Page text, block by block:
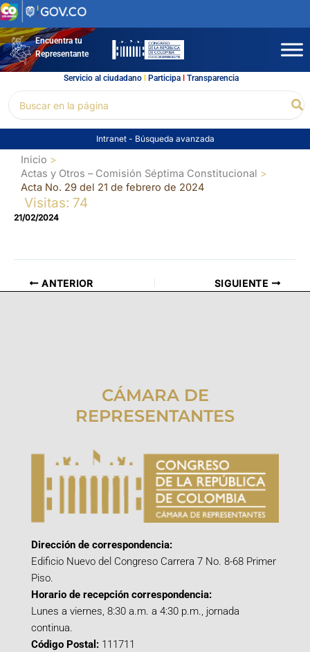
Ir
al
contenidoEncuentra tu
Representante
Servicio al ciudadano l Participal Transparencia
por:
Intranet - Búsqueda avanzada
Inicio
Actas y Otros – Comisión Séptima Constitucional
Acta No. 29 del 21 de febrero de 2024
Visitas: 74
21/02/2024
ANTERIOR SIGUIENTE
CÁMARA DE
REPRESENTANTES
Dirección de correspondencia:
Edificio Nuevo del Congreso Carrera 7 No. 8-68 Primer
Piso.
Horario de recepción correspondencia:
Lunes a viernes, 8:30 a.m. a 4:30 p.m., jornada
continua.
Código Postal: 111711